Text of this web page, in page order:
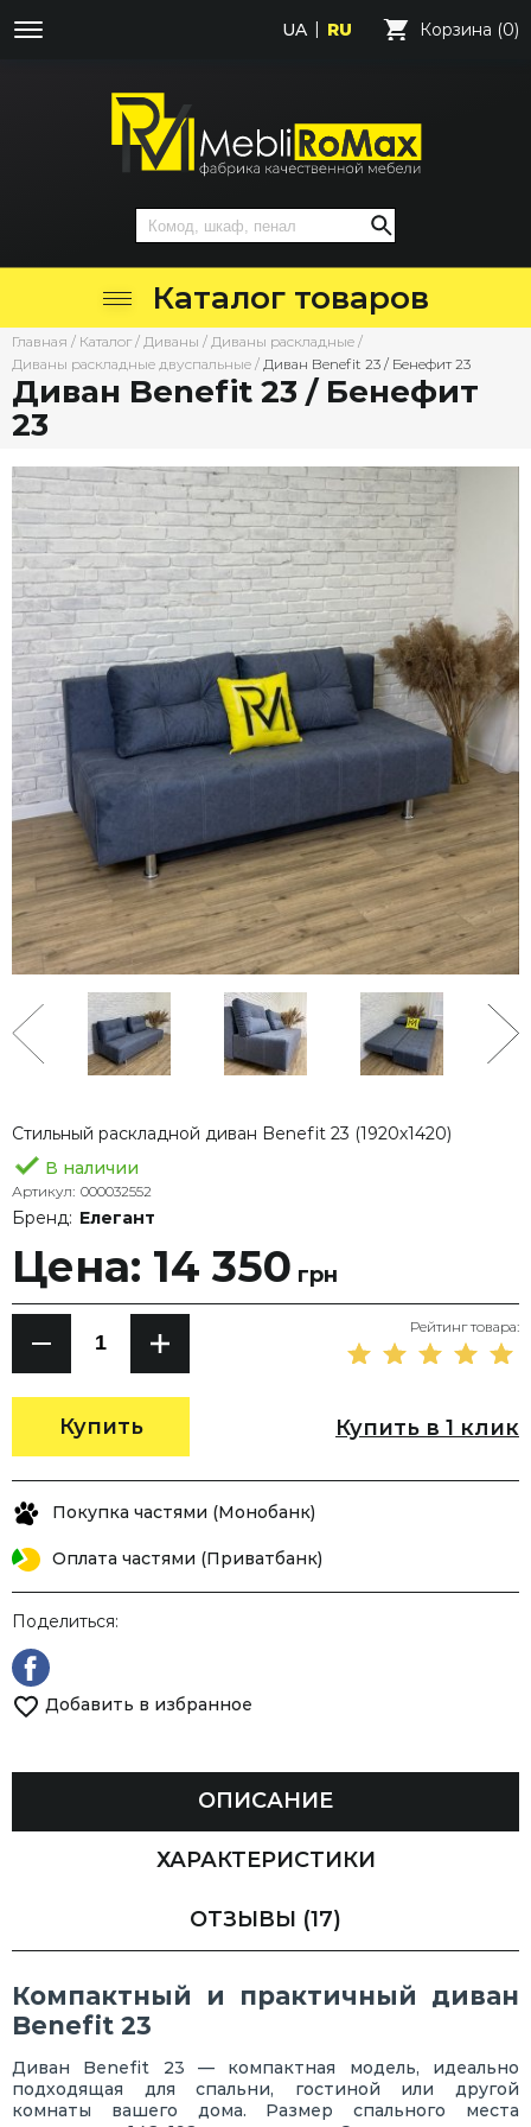
UA RU Корзина (0)
Каталог товаров
Главная / Каталог / Диваны / Диваны раскладные /
Диваны раскладные двуспальные / Диван Benefit 23 / Бенефит 23
Диван Benefit 23 / Бенефит
23
Стильный раскладной диван Benefit 23 (1920х1420)
В наличии
Артикул: 000032552
Бренд: Елегант
Цена: 14 350 грн
Купить
Рейтинг товара:
Купить в 1 клик
Покупка частями (Монобанк)
Оплата частями (Приватбанк)
Поделиться:
Добавить в избранное
ОПИСАНИЕ
ХАРАКТЕРИСТИКИ
ОТЗЫВЫ (17)
Компактный и практичный диван
Benefit 23
Диван Benefit 23 — компактная модель, идеально
подходящая для спальни, гостиной или другой
комнаты вашего дома. Размер спального места